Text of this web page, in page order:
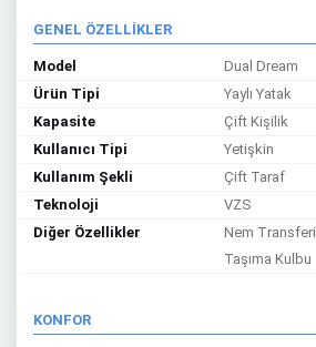
GENEL ÖZELLİKLER
Model
Dual Dream
Ürün Tipi
Yaylı Yatak
Kapasite
Çift Kişilik
Kullanıcı Tipi
Yetişkin
Kullanım Şekli
Çift Taraf
Teknoloji
VZS
Diğer Özellikler
Nem Transferi
Taşıma Kulbu
KONFOR